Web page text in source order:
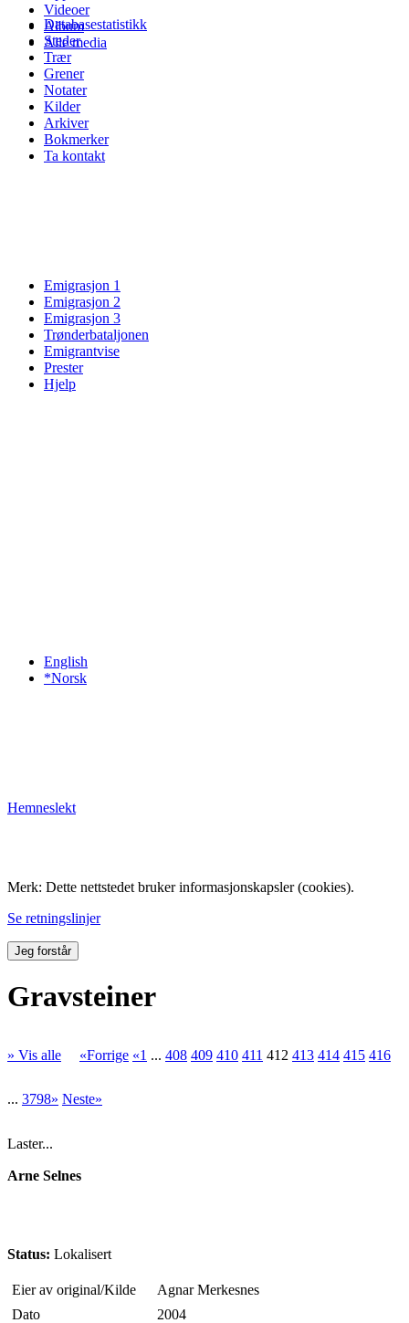
Videoer
Album
Alle media
Databasestatistikk
Steder
Trær
Grener
Notater
Kilder
Arkiver
Bokmerker
Ta kontakt
Emigrasjon 1
Emigrasjon 2
Emigrasjon 3
Trønderbataljonen
Emigrantvise
Prester
Hjelp
English
*Norsk
Hemneslekt
Merk: Dette nettstedet bruker informasjonskapsler (cookies).
Se retningslinjer
Jeg forstår
Gravsteiner
» Vis alle «Forrige «1 ... 408 409 410 411 412 413 414 415 416
... 3798» Neste»
Laster...
Arne Selnes
Status: Lokalisert
Eier av original/Kilde
Agnar Merkesnes
Dato
2004